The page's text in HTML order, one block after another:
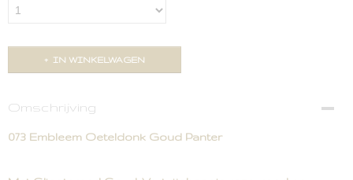
IN WINKELWAGEN
Omschrijving
073 Embleem Oeteldonk Goud Panter